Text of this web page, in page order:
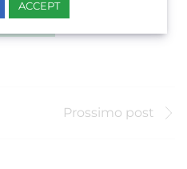
Prossimo post
ACCEPT